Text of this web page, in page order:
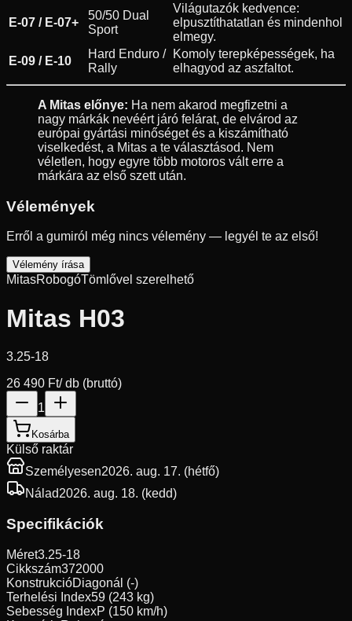
E-07 / E-07+
50/50 Dual
Sport
Világutazók kedvence:
elpusztíthatatlan és mindenhol
elmegy.
E-09 / E-10
Hard Enduro /
Rally
Komoly terepképességek, ha
elhagyod az aszfaltot.
A Mitas előnye: Ha nem akarod megfizetni a
nagy márkák nevéért járó felárat, de elvárod az
európai gyártási minőséget és a kiszámítható
viselkedést, a Mitas a te választásod. Nem
véletlen, hogy egyre több motoros vált erre a
márkára az első szett után.
Vélemények
Erről a gumiról még nincs vélemény — legyél te az első!
Vélemény írása
MitasRobogóTömlővel szerelhető
Mitas H03
3.25-18
26 490 Ft/ db (bruttó)
1
Kosárba
Külső raktár
Személyesen2026. aug. 17. (hétfő)
Nálad2026. aug. 18. (kedd)
Specifikációk
Méret3.25-18
Cikkszám372000
KonstrukcióDiagonál (-)
Terhelési Index59 (243 kg)
Sebesség IndexP (150 km/h)